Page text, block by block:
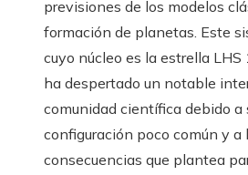
previsiones de los modelos
formación de planetas. Este
cuyo núcleo es la estrella LHS
ha despertado un notable
comunidad científica debido a
configuración poco común y a
consecuencias que plantea